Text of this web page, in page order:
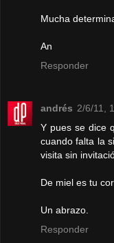
Mucha
An
Responder
andrés 2/6/11,
Y pues se dice
cuando falta la
visita sin
De miel es tu
Un abrazo.
Responder